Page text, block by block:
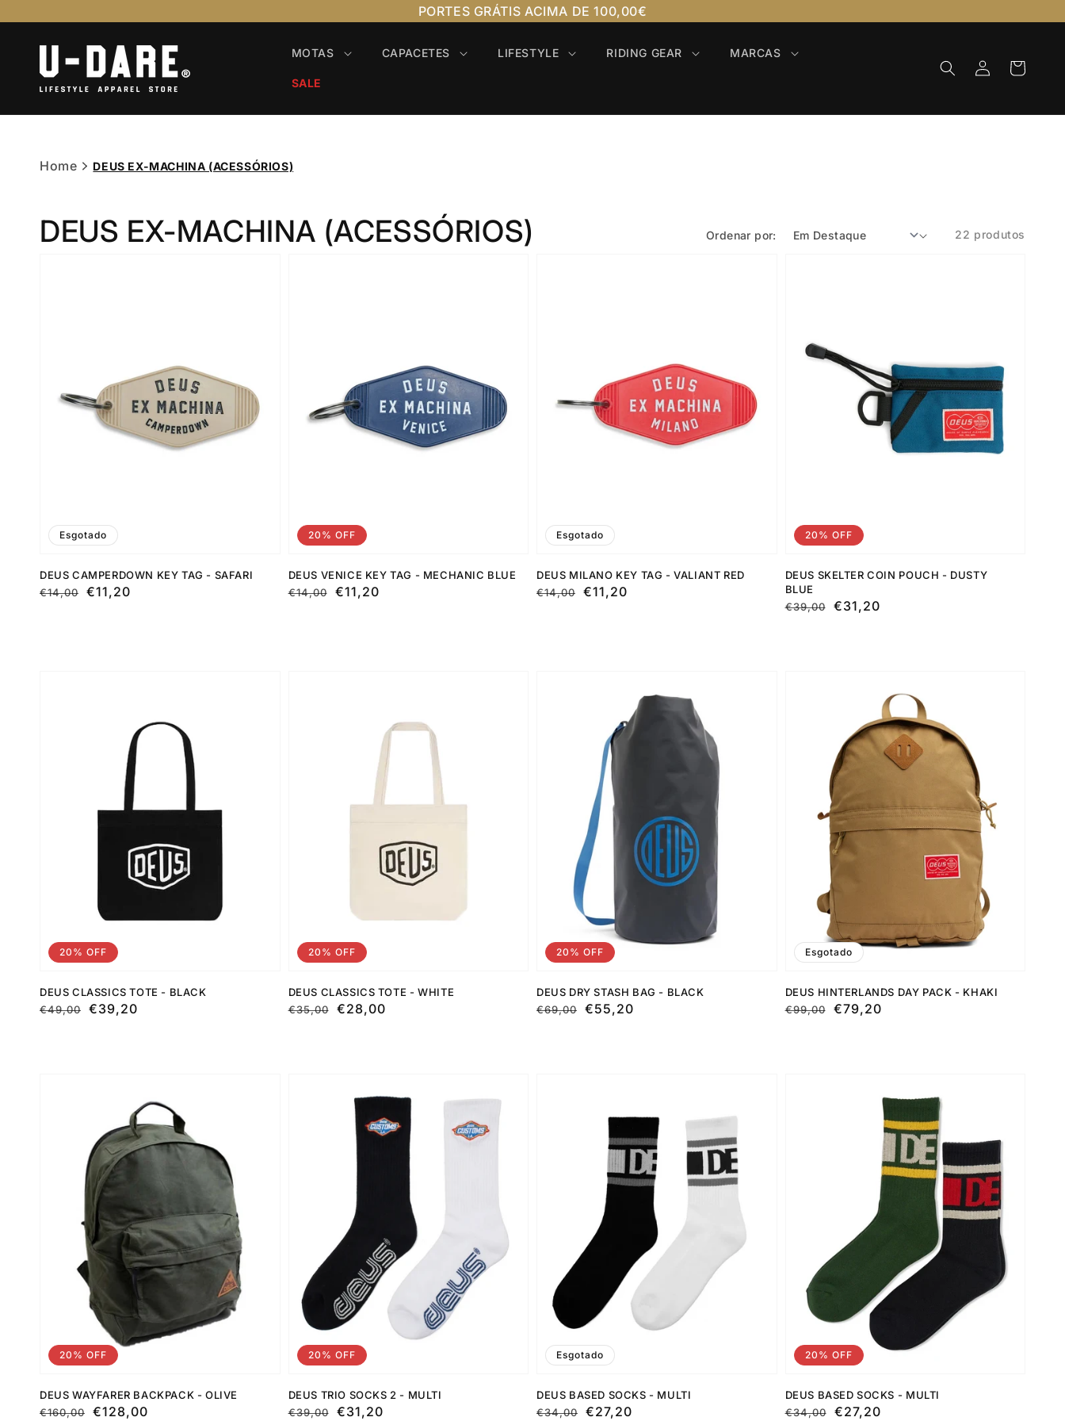
PORTES GRÁTIS ACIMA DE 100,00€
MOTAS CAPACETES LIFESTYLE RIDING GEAR MARCAS
SALE
Iniciar
sessão
Carrinho
Home DEUS EX-MACHINA (ACESSÓRIOS)
DEUS EX-MACHINA (ACESSÓRIOS) Ordenar por: 22 produtos
DEUS CAMPERDOWN KEY TAG - SAFARI
Preço
€14,00
Preço €11,20
Esgotado
DEUS VENICE KEY TAG - MECHANIC BLUE
Preço
€14,00
Preço €11,20
20% OFF
DEUS MILANO KEY TAG - VALIANT RED
Preço
€14,00
Preço €11,20
Esgotado
DEUS SKELTER COIN POUCH - DUSTY
BLUE
Preço
€39,00
Preço
€31,20
20% OFF
DEUS CLASSICS TOTE - BLACK
Preço
€49,00
Preço
€39,20
20% OFF
DEUS CLASSICS TOTE - WHITE
Preço
€35,00
Preço
€28,00
20% OFF
DEUS DRY STASH BAG - BLACK
Preço
€69,00
Preço €55,20
20% OFF
DEUS HINTERLANDS DAY PACK - KHAKI
Preço
€99,00
Preço
€79,20
Esgotado
DEUS WAYFARER BACKPACK - OLIVE
Preço
€160,00
Preço
€128,00
20% OFF
DEUS TRIO SOCKS 2 - MULTI
Preço
€39,00
Preço
€31,20
20% OFF
DEUS BASED SOCKS - MULTI
Preço
€34,00
Preço
€27,20
Esgotado
DEUS BASED SOCKS - MULTI
Preço
€34,00
Preço
€27,20
20% OFF